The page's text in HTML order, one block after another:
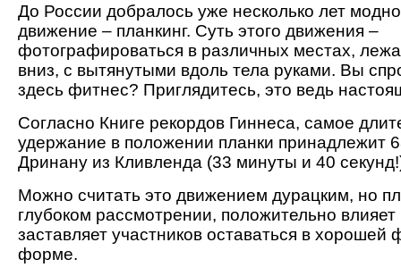
До России добралось уже несколько лет
движение – планкинг. Суть этого движения –
фотографироваться в различных местах,
вниз, с вытянутыми вдоль тела руками. Вы
здесь фитнес? Приглядитесь, это ведь
Согласно Книге рекордов Гиннеса, самое
удержание в положении планки принадлежит
Дринану из Кливленда (33 минуты и 40
Можно считать это движением дурацким, но
глубоком рассмотрении, положительно
заставляет участников оставаться в хорошей
форме.